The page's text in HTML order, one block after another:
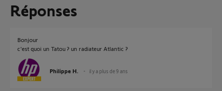
Réponses
Bonjour
c'est quoi un Tatou ? un radiateur Atlantic ?
Philippe H. il y a plus de 9 ans